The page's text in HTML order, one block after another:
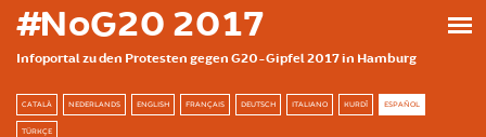
Skip to main content
#NoG20 2017
Infoportal zu den Protesten gegen G20-Gipfel 2017 in Hamburg
CATALÀ NEDERLANDS ENGLISH FRANÇAIS DEUTSCH ITALIANO KURDÎ ESPAÑOL
TÜRKÇE